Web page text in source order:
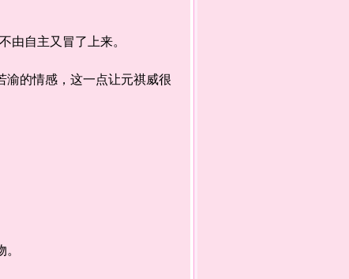
自主又冒了上来。
的情感，这一点让元祺威很